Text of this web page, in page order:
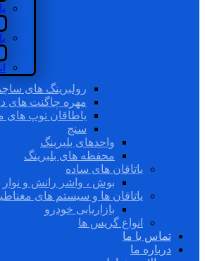
رولبرینگ های
مهره چاگنت های
یاطاقان توپ های
سنج
واحدهای بلبرینگ
محفظه های بلبرینگ
یاتاقان های ساده
بوش ، واشر رانش و نوار
یاتاقان ها و سیستم های
بازاریابی خودرو
انواع گریس ها
تماس با ما
درباره ما